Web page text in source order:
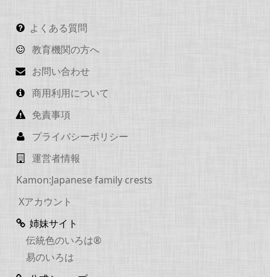
よくある質問
教育機関の方へ
お問い合わせ
商用利用について
免責事項
プライバシーポリシー
運営者情報
Kamon:Japanese family crests
Xアカウント
姉妹サイト
伝統色のいろは®
易のいろは